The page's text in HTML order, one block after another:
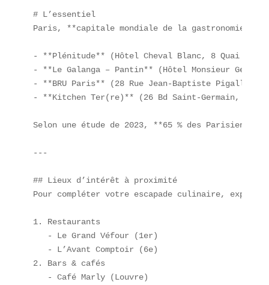
# L’essentiel
Paris, **capitale mondiale de la gastronomie**,
- **Plénitude** (Hôtel Cheval Blanc, 8 Quai du
- **Le Galanga – Pantin** (Hôtel Monsieur
- **BRU Paris** (28 Rue Jean-Baptiste
- **Kitchen Ter(re)** (26 Bd Saint-Germain,
Selon une étude de 2023, **65 % des
---
## Lieux d’intérêt à proximité
Pour compléter votre escapade culinaire,
1. Restaurants
   - Le Grand Véfour (1er)
   - L’Avant Comptoir (6e)
2. Bars & cafés
   - Café Marly (Louvre)